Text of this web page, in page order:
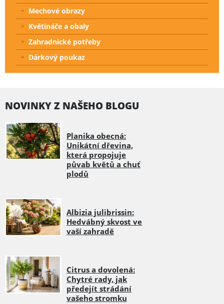
Mechové obrazy
Květináče a obaly
Zahradnické potřeby
Dárkový poukaz
NOVINKY Z NAŠEHO BLOGU
Planika obecná:
Unikátní dřevina,
která propojuje
půvab květů a chuť
plodů
Albizia julibrissin:
Hedvábný skvost ve
vaší zahradě
Citrus a dovolená:
Chytré rady, jak
předejít strádání
vašeho stromku